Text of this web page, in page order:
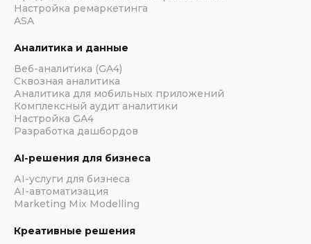
Настройка ремаркетинга
ASA
Аналитика и данные
Веб-аналитика (GA4)
Сквозная аналитика
Аналитика для мобильных приложений
Комплексный аудит аналитики
Настройка GA4
Разработка дашбордов
АI-решения для бизнеса
АI-услуги для бизнеса
АI-автоматизация
Marketing Mix Modelling
Креативные решения